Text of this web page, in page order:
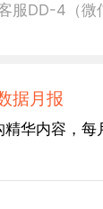
服DD-4（微
据月报
华内容，每